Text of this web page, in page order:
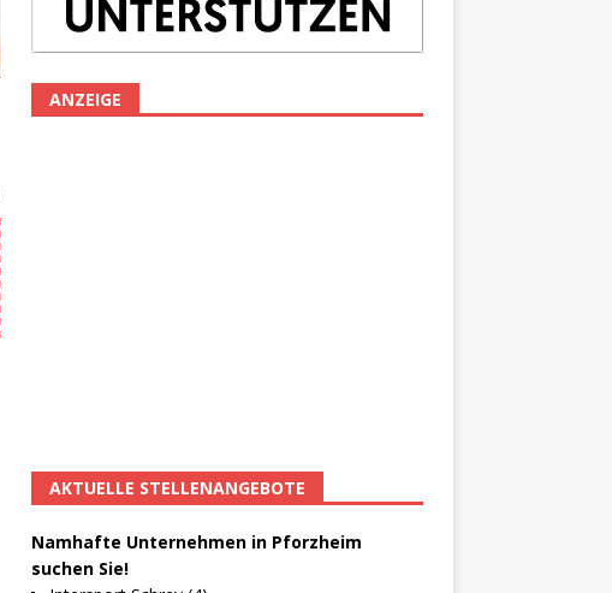
ANZEIGE
AKTUELLE STELLENANGEBOTE
Namhafte Unternehmen in Pforzheim
suchen Sie!